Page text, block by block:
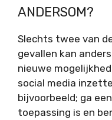
ANDERSOM?
Slechts twee van
gevallen kan
nieuwe
social media
bijvoorbeeld; ga
toepassing is en